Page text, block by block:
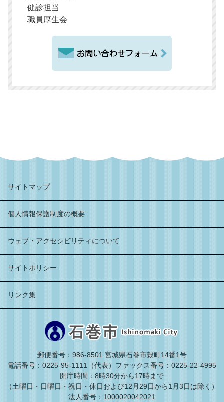
健診担当
職員厚生会
サイトマップ
個人情報保護制度の概要
ウェブ・アクセシビリティについて
サイトポリシー
リンク集
郵便番号：986-8501 宮城県石巻市穀町14番1号
電話番号：0225-95-1111（代表） ファックス番号：0225-22-4995
開庁時間：8時30分から17時まで
（土曜日・日曜日・祝日・休日および12月29日から1月3日は除く）
法人番号：1000020042021